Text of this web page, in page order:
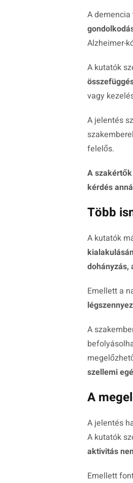
A
Alzheimer-
A kutatók
vagy
A jelentés
felelős.
A
kérdés
Több
A kutatók
dohányzás,
Emellett a
A
szellemi
A
A jelentés
A kutatók
aktivitás
Emellett